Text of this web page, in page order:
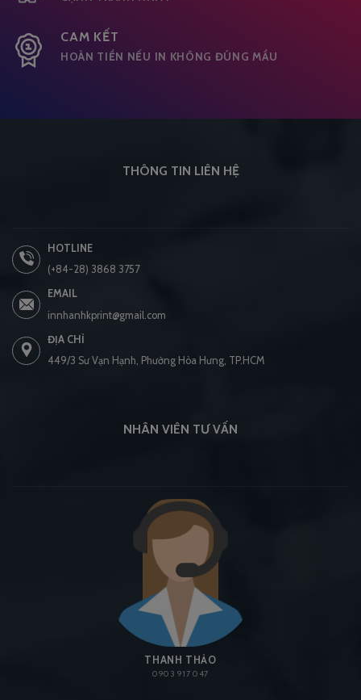
CAM KẾT
HOÀN TIỀN NẾU IN KHÔNG ĐÚNG MẦU
THÔNG TIN LIÊN HỆ
HOTLINE
(+84-28) 3868 3757
EMAIL
innhanhkprint@gmail.com
ĐỊA CHỈ
449/3 Sư Vạn Hạnh, Phường Hòa Hưng, TP.HCM
NHÂN VIÊN TƯ VẤN
THANH THẢO
0903 917 047